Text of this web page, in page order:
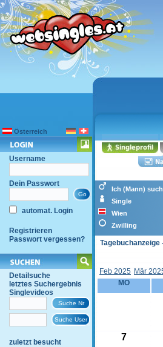
Österreich
Username
Dein Passwort
automat. Login
Registrieren
Passwort vergessen?
Detailsuche
letztes Suchergebnis
Singlevideos
zuletzt besucht
Ich (Mann)
Single
Wien
Zwilling
Tagebuchanzeige
Feb 2025 Mär
MO
7